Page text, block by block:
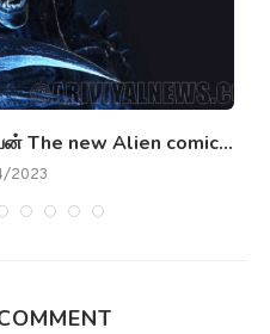
The new Alien comic...
2023